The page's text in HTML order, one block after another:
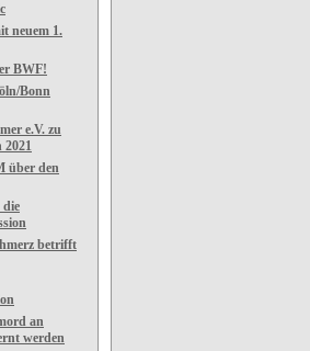
neuem 1.
BWF!
Bonn
e.V. zu
2021
über den
die
betrifft
an
werden